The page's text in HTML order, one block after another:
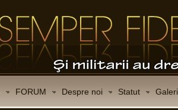
FORUM Despre noi Statut